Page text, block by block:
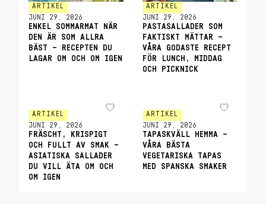
ARTIKEL
JUNI 29, 2026
ENKEL SOMMARMAT NÄR
DEN ÄR SOM ALLRA
BÄST – RECEPTEN DU
LAGAR OM OCH OM IGEN
ARTIKEL
JUNI 29, 2026
PASTASALLADER SOM
FAKTISKT MÄTTAR –
VÅRA GODASTE RECEPT
FÖR LUNCH, MIDDAG
OCH PICKNICK
ARTIKEL
JUNI 29, 2026
FRÄSCHT, KRISPIGT
OCH FULLT AV SMAK –
ASIATISKA SALLADER
DU VILL ÄTA OM OCH
OM IGEN
ARTIKEL
JUNI 29, 2026
TAPASKVÄLL HEMMA –
VÅRA BÄSTA
VEGETARISKA TAPAS
MED SPANSKA SMAKER